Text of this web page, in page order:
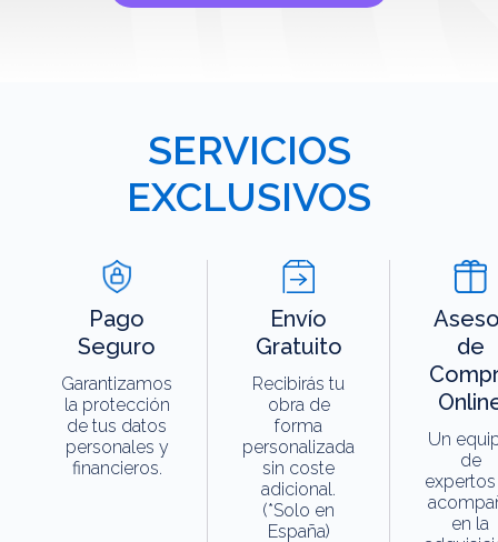
SERVICIOS
EXCLUSIVOS
Pago
Seguro
Garantizamos
la protección
de tus datos
personales y
financieros.
Envío
Gratuito
Recibirás tu
obra de
forma
personalizada
sin coste
adicional.
(*Solo en
España)
de
Un
de
en la